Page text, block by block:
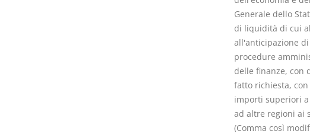
Generale dello
di liquidità di cui
all'anticipazione
procedure
delle finanze, con
fatto richiesta,
importi superiori
ad altre regioni ai
(Comma così